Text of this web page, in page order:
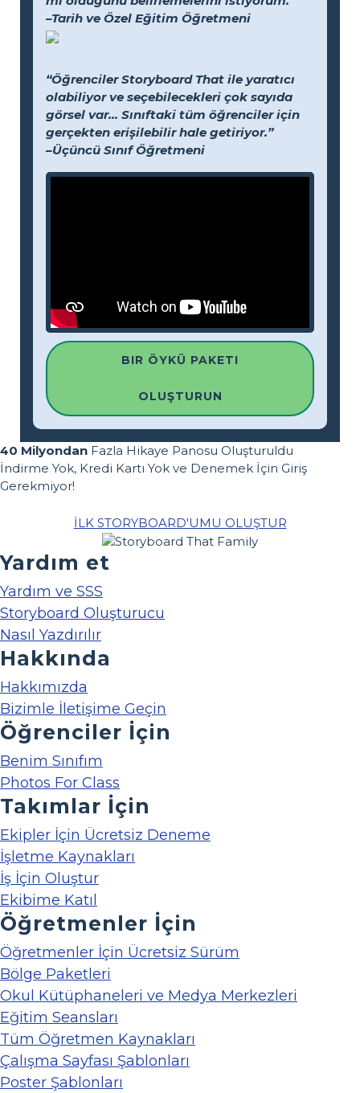
–Tarih ve Özel Eğitim Öğretmeni
“Öğrenciler Storyboard That ile yaratıcı
olabiliyor ve seçebilecekleri çok sayıda
görsel var... Sınıftaki tüm öğrenciler için
gerçekten erişilebilir hale getiriyor.”
–Üçüncü Sınıf Öğretmeni
BIR ÖYKÜ PAKETI
OLUŞTURUN
40 Milyondan Fazla Hikaye Panosu Oluşturuldu
İndirme Yok, Kredi Kartı Yok ve Denemek İçin Giriş
Gerekmiyor!
İLK STORYBOARD'UMU OLUŞTUR
Yardım et
Yardım ve SSS
Storyboard Oluşturucu
Nasıl Yazdırılır
Hakkında
Hakkımızda
Bizimle İletişime Geçin
Öğrenciler İçin
Benim Sınıfım
Photos For Class
Takımlar İçin
Ekipler İçin Ücretsiz Deneme
İşletme Kaynakları
İş İçin Oluştur
Ekibime Katıl
Öğretmenler İçin
Öğretmenler İçin Ücretsiz Sürüm
Bölge Paketleri
Okul Kütüphaneleri ve Medya Merkezleri
Eğitim Seansları
Tüm Öğretmen Kaynakları
Çalışma Sayfası Şablonları
Poster Şablonları